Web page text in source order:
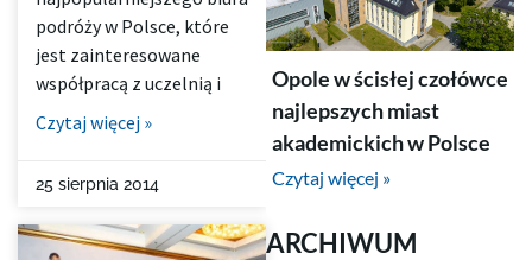
podróży w Polsce, które
jest zainteresowane
współpracą z uczelnią i
Czytaj więcej »
25 sierpnia 2014
Opole w ścisłej czołówce
najlepszych miast
akademickich w Polsce
Czytaj więcej »
ARCHIWUM
ARCHIWUM